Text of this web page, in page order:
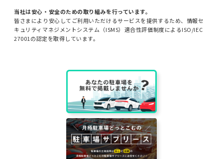
当社は安心・安全のための取り組みを行っています。
皆さまにより安心してご利用いただけるサービスを提供するため、情報セ
キュリティマネジメントシステム（ISMS）適合性評価制度によるISO/IEC
27001の認定を取得しています。